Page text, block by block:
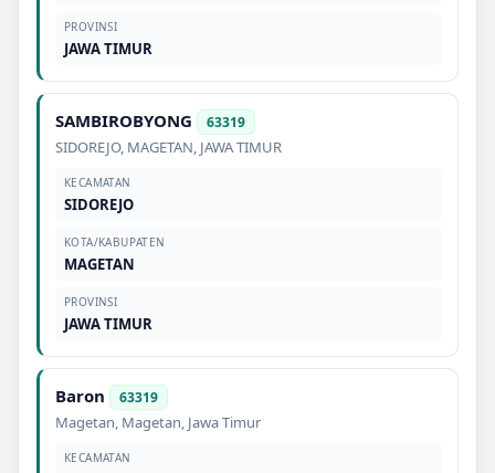
PROVINSI
JAWA TIMUR
SAMBIROBYONG 63319
SIDOREJO, MAGETAN, JAWA TIMUR
KECAMATAN
SIDOREJO
KOTA/KABUPATEN
MAGETAN
PROVINSI
JAWA TIMUR
Baron 63319
Magetan, Magetan, Jawa Timur
KECAMATAN